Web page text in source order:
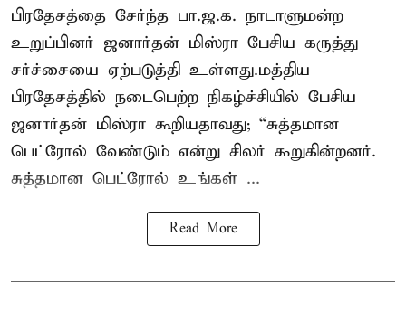
பிரதேசத்தை சேர்ந்த பா.ஜ.க. நாடாளுமன்ற
உறுப்பினர் ஜனார்தன் மிஸ்ரா பேசிய கருத்து
சர்ச்சையை ஏற்படுத்தி உள்ளது.மத்திய
பிரதேசத்தில் நடைபெற்ற நிகழ்ச்சியில் பேசிய
ஜனார்தன் மிஸ்ரா கூறியதாவது; “சுத்தமான
பெட்ரோல் வேண்டும் என்று சிலர் கூறுகின்றனர்.
சுத்தமான பெட்ரோல் உங்கள் ...
Read More